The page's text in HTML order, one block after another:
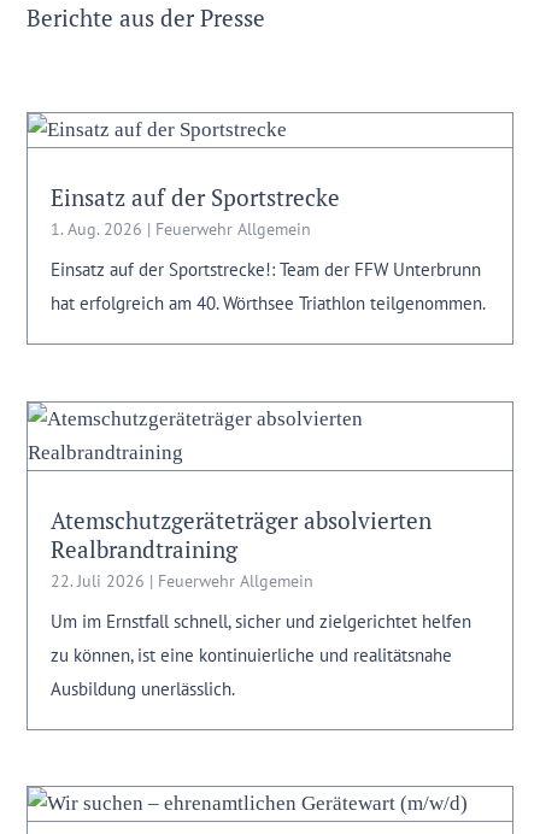
Berichte aus der Presse
Einsatz auf der Sportstrecke
1. Aug. 2026 | Feuerwehr Allgemein
Einsatz auf der Sportstrecke!: Team der FFW Unterbrunn
hat erfolgreich am 40. Wörthsee Triathlon teilgenommen.
Atemschutzgeräteträger absolvierten
Realbrandtraining
22. Juli 2026 | Feuerwehr Allgemein
Um im Ernstfall schnell, sicher und zielgerichtet helfen
zu können, ist eine kontinuierliche und realitätsnahe
Ausbildung unerlässlich.